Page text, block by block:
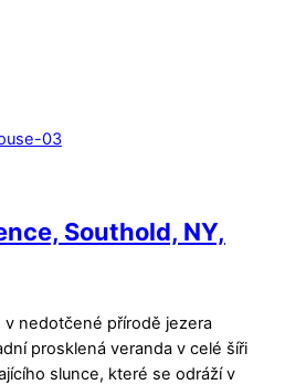
Southold, NY,
v nedotčené přírodě jezera
prosklená veranda v celé šíři
slunce, které se odráží v